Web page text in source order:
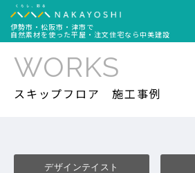
伊勢市・松阪市・津市で
自然素材を使った平屋・注文住宅なら中美建設
WORKS
スキップフロア 施工事例
デザインテイスト